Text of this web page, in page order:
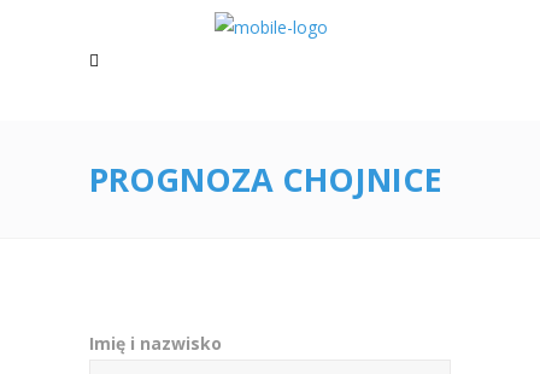
PROGNOZA CHOJNICE
Imię i nazwisko